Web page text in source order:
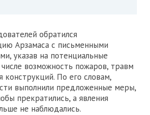
обратился
Арзамаса с письменными
указав на потенциальные
возможность пожаров, травм
конструкций. По его словам,
выполнили предложенные меры,
прекратились, а явления
не наблюдались.